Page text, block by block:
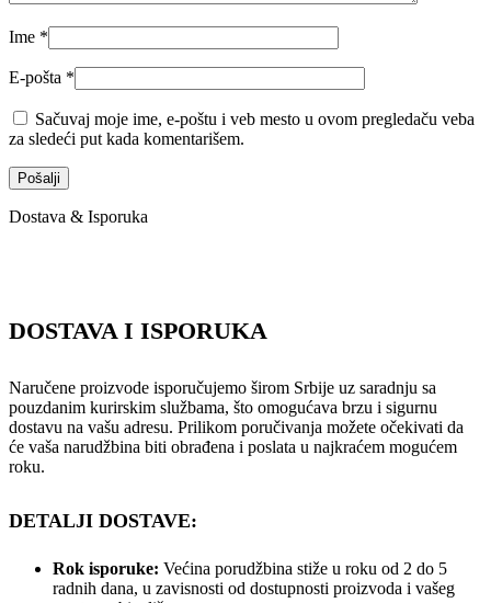
Ime *
E-pošta *
Sačuvaj moje ime, e-poštu i veb mesto u ovom pregledaču veba
za sledeći put kada komentarišem.
Dostava & Isporuka
DOSTAVA I ISPORUKA
Naručene proizvode isporučujemo širom Srbije uz saradnju sa
pouzdanim kurirskim službama, što omogućava brzu i sigurnu
dostavu na vašu adresu. Prilikom poručivanja možete očekivati da
će vaša narudžbina biti obrađena i poslata u najkraćem mogućem
roku.
DETALJI DOSTAVE:
Rok isporuke: Većina porudžbina stiže u roku od 2 do 5
radnih dana, u zavisnosti od dostupnosti proizvoda i vašeg